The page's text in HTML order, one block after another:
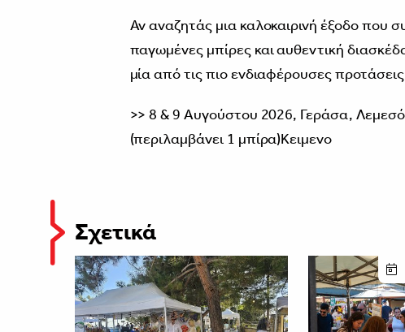
Αν αναζητάς μια καλοκαιρινή έξοδο που
παγωμένες μπίρες και αυθεντική
μία από τις πιο ενδιαφέρουσες
>> 8 & 9 Αυγούστου 2026, Γεράσα,
(περιλαμβάνει 1 μπίρα)Κειμενο
Σχετικά